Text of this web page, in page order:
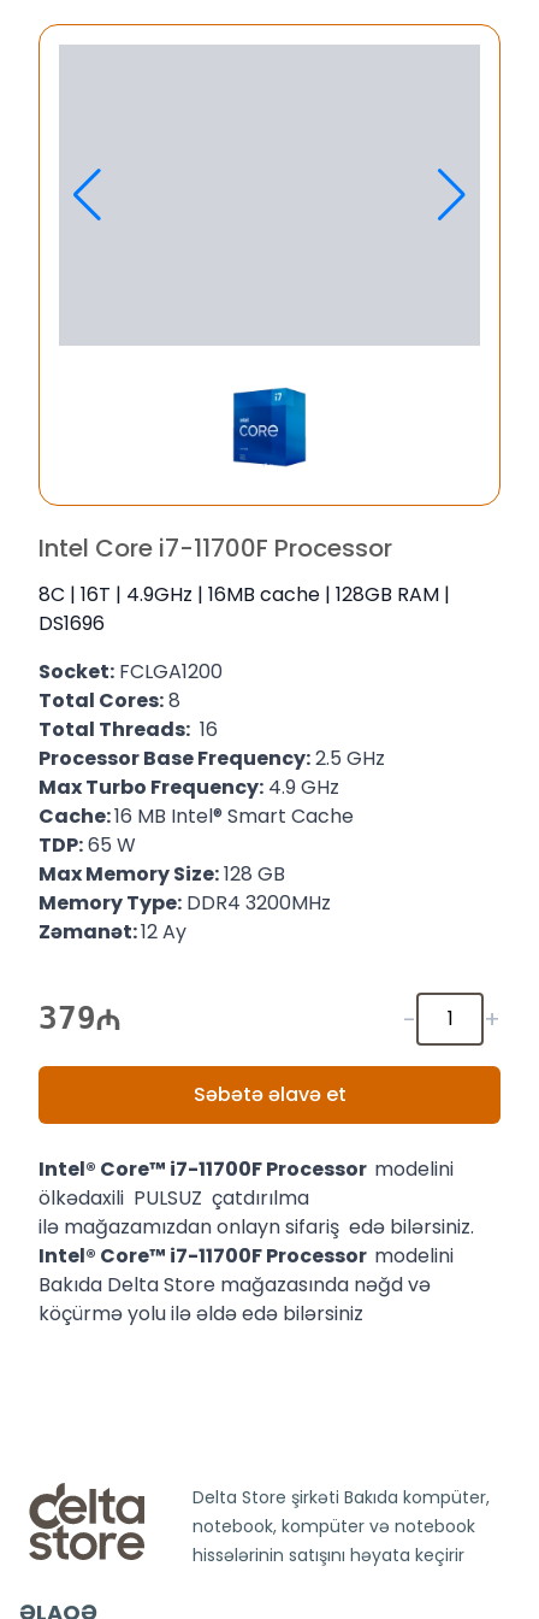
Intel Core i7-11700F Processor
8C | 16T | 4.9GHz | 16MB cache | 128GB RAM |
DS1696
Socket: FCLGA1200
Total Cores:8
Total Threads: 16
Processor Base Frequency:2.5 GHz
Max Turbo Frequency: 4.9 GHz
Cache:16 MB Intel® Smart Cache
TDP:65 W
Max Memory Size:128 GB
Memory Type: DDR4 3200MHz
Zəmanət:12 Ay
379 - +
Səbətə əlavə et
Intel® Core™ i7-11700F Processor modelini
ölkədaxili PULSUZ çatdırılma
ilə mağazamızdan onlayn sifariş edə bilərsiniz.
Intel® Core™ i7-11700F Processor modelini
Bakıda Delta Store mağazasında nəğd və
köçürmə yolu ilə əldə edə bilərsiniz
Delta Store şirkəti Bakıda kompüter,
notebook, kompüter və notebook
hissələrinin satışını həyata keçirir
ƏLAQƏ